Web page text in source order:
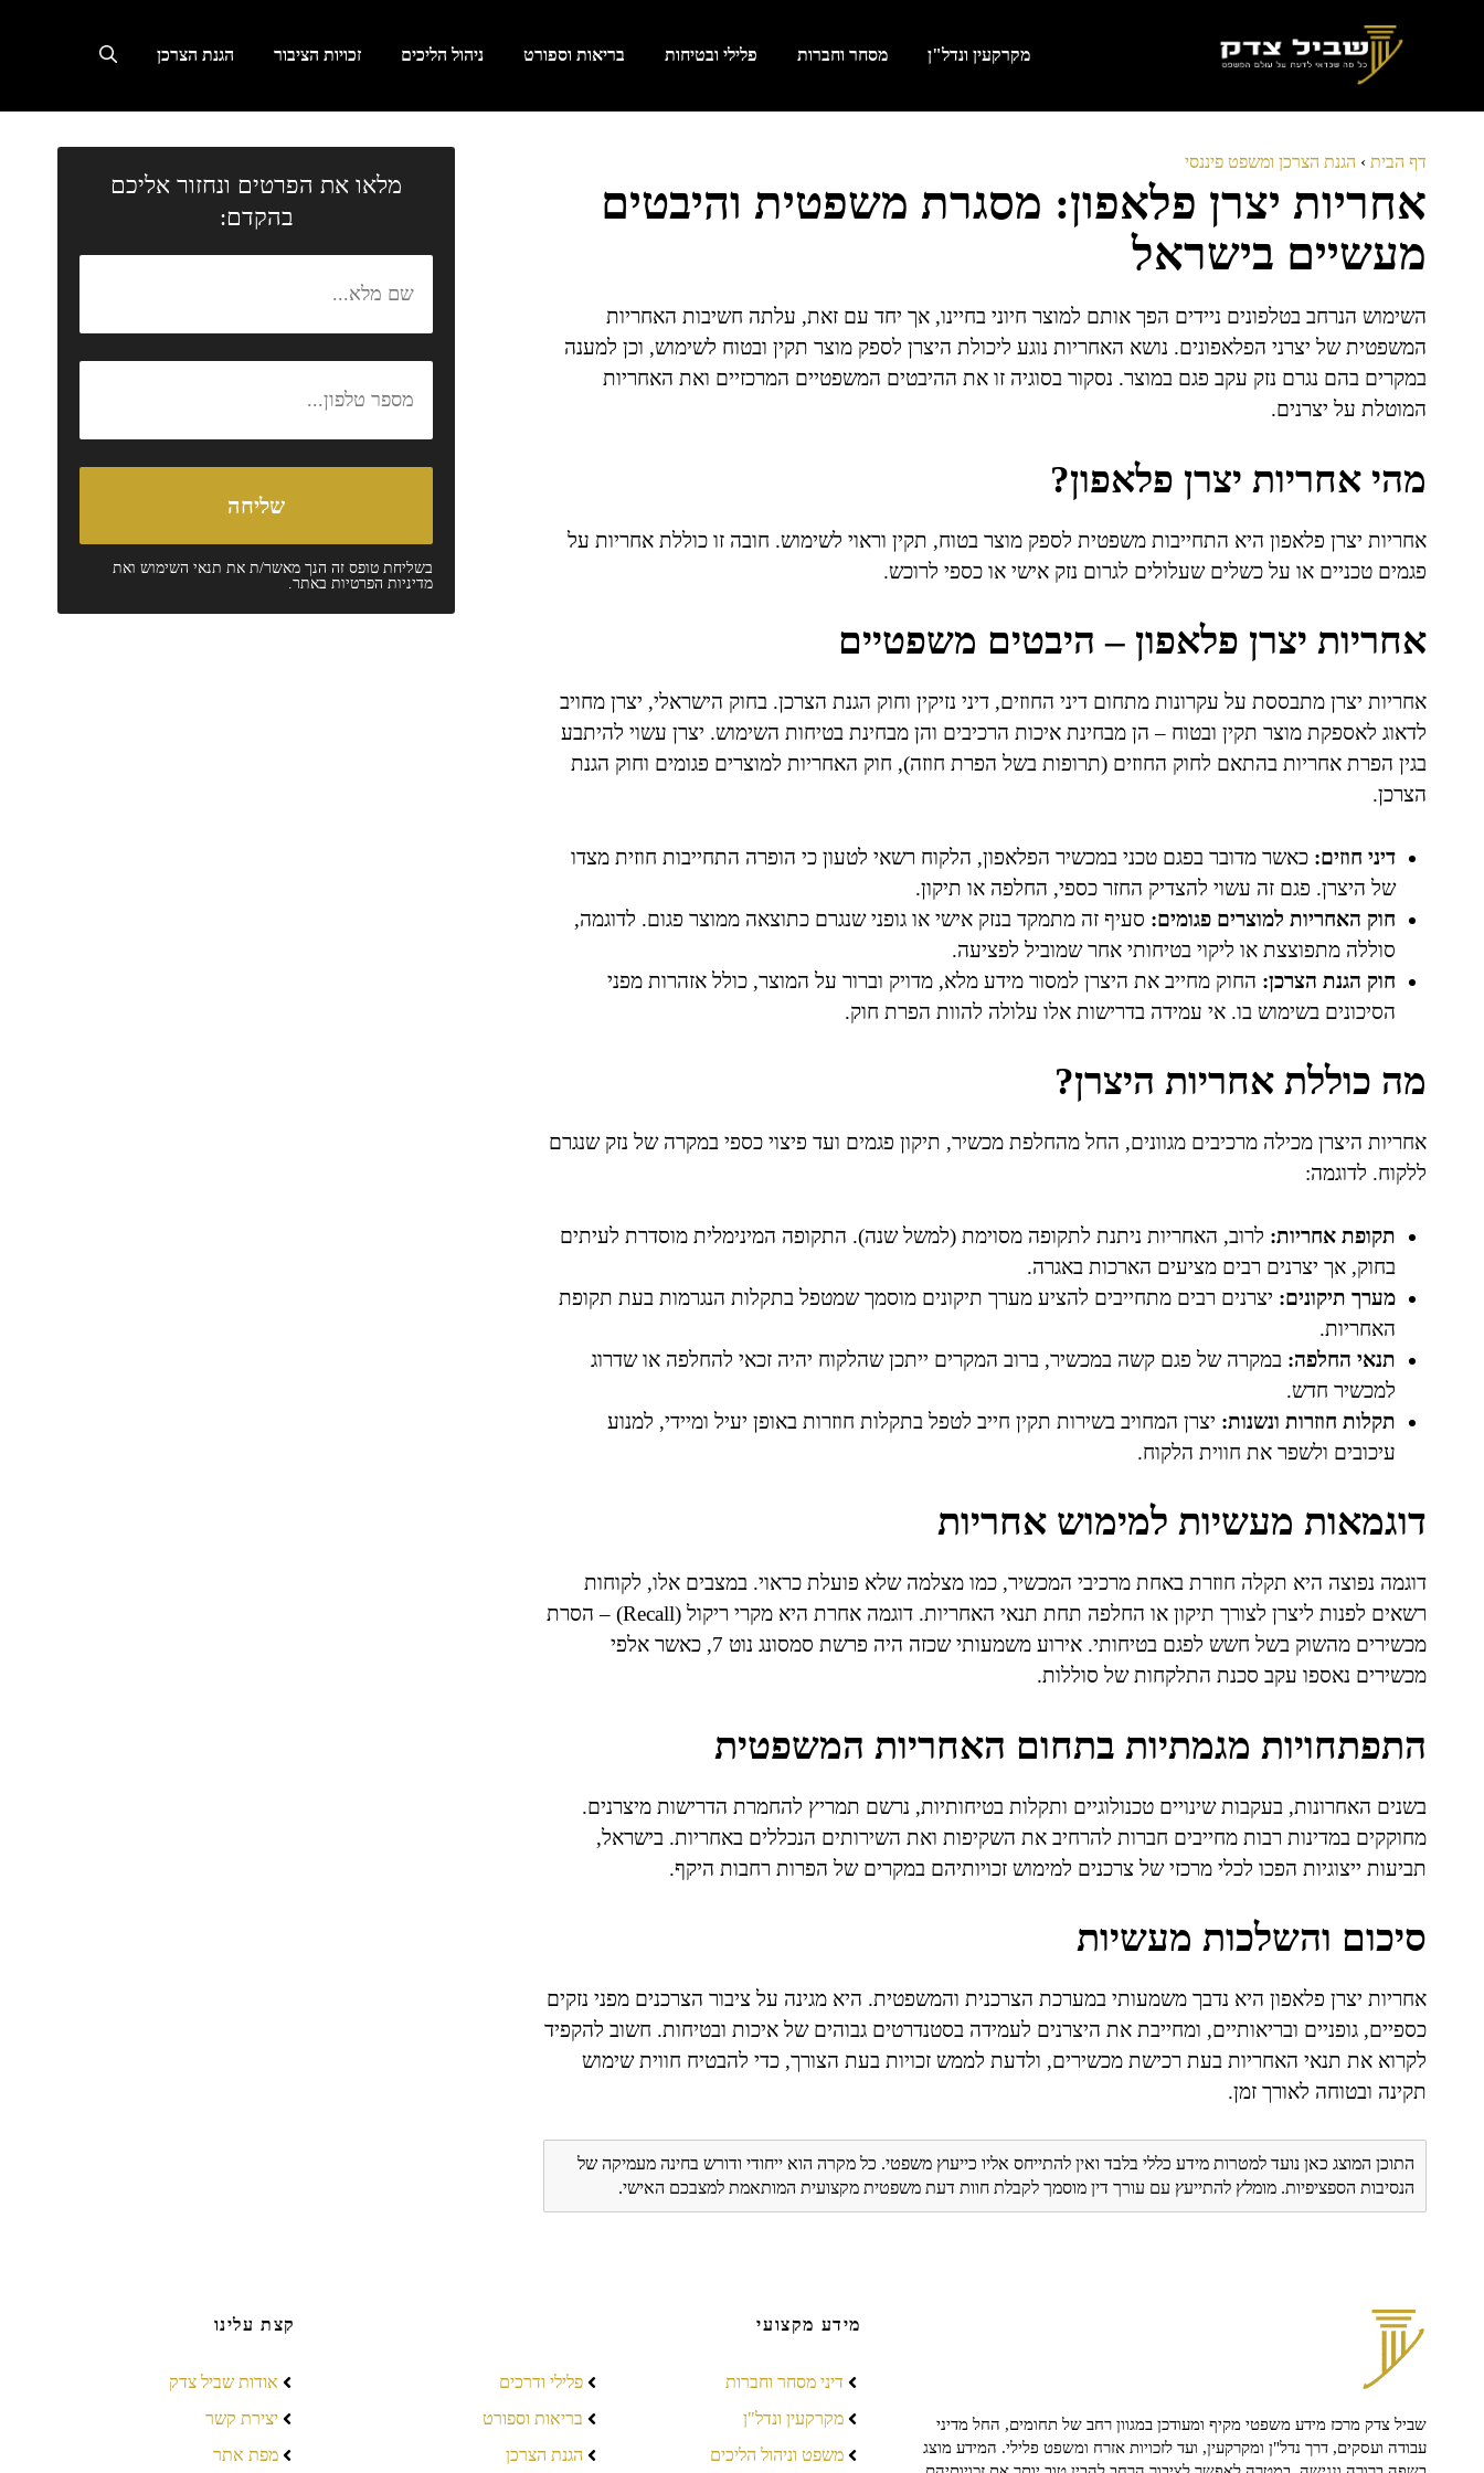
מקרקעין ונדל"ן מסחר וחברות פלילי ובטיחות בריאות וספורט ניהול הליכים זכויות הציבור הגנת הצרכן
דף הבית › הגנת הצרכן ומשפט פיננסי
אחריות יצרן פלאפון: מסגרת משפטית והיבטים
מעשיים בישראל
השימוש הנרחב בטלפונים ניידים הפך אותם למוצר חיוני בחיינו, אך יחד עם זאת, עלתה חשיבות האחריות
המשפטית של יצרני הפלאפונים. נושא האחריות נוגע ליכולת היצרן לספק מוצר תקין ובטוח לשימוש, וכן למענה
במקרים בהם נגרם נזק עקב פגם במוצר. נסקור בסוגיה זו את ההיבטים המשפטיים המרכזיים ואת האחריות
המוטלת על יצרנים.
מהי אחריות יצרן פלאפון?
אחריות יצרן פלאפון היא התחייבות משפטית לספק מוצר בטוח, תקין וראוי לשימוש. חובה זו כוללת אחריות על
פגמים טכניים או על כשלים שעלולים לגרום נזק אישי או כספי לרוכש.
אחריות יצרן פלאפון – היבטים משפטיים
אחריות יצרן מתבססת על עקרונות מתחום דיני החוזים, דיני נזיקין וחוק הגנת הצרכן. בחוק הישראלי, יצרן מחויב
לדאוג לאספקת מוצר תקין ובטוח – הן מבחינת איכות הרכיבים והן מבחינת בטיחות השימוש. יצרן עשוי להיתבע
בגין הפרת אחריות בהתאם לחוק החוזים (תרופות בשל הפרת חוזה), חוק האחריות למוצרים פגומים וחוק הגנת
הצרכן.
דיני חוזים: כאשר מדובר בפגם טכני במכשיר הפלאפון, הלקוח רשאי לטעון כי הופרה התחייבות חוזית מצדו
של היצרן. פגם זה עשוי להצדיק החזר כספי, החלפה או תיקון.
חוק האחריות למוצרים פגומים: סעיף זה מתמקד בנזק אישי או גופני שנגרם כתוצאה ממוצר פגום. לדוגמה,
סוללה מתפוצצת או ליקוי בטיחותי אחר שמוביל לפציעה.
חוק הגנת הצרכן: החוק מחייב את היצרן למסור מידע מלא, מדויק וברור על המוצר, כולל אזהרות מפני
הסיכונים בשימוש בו. אי עמידה בדרישות אלו עלולה להוות הפרת חוק.
מה כוללת אחריות היצרן?
אחריות היצרן מכילה מרכיבים מגוונים, החל מהחלפת מכשיר, תיקון פגמים ועד פיצוי כספי במקרה של נזק שנגרם
ללקוח. לדוגמה:
תקופת אחריות: לרוב, האחריות ניתנת לתקופה מסוימת (למשל שנה). התקופה המינימלית מוסדרת לעיתים
בחוק, אך יצרנים רבים מציעים הארכות באגרה.
מערך תיקונים: יצרנים רבים מתחייבים להציע מערך תיקונים מוסמך שמטפל בתקלות הנגרמות בעת תקופת
האחריות.
תנאי החלפה: במקרה של פגם קשה במכשיר, ברוב המקרים ייתכן שהלקוח יהיה זכאי להחלפה או שדרוג
למכשיר חדש.
תקלות חוזרות ונשנות: יצרן המחויב בשירות תקין חייב לטפל בתקלות חוזרות באופן יעיל ומיידי, למנוע
עיכובים ולשפר את חווית הלקוח.
דוגמאות מעשיות למימוש אחריות
דוגמה נפוצה היא תקלה חוזרת באחת מרכיבי המכשיר, כמו מצלמה שלא פועלת כראוי. במצבים אלו, לקוחות
רשאים לפנות ליצרן לצורך תיקון או החלפה תחת תנאי האחריות. דוגמה אחרת היא מקרי ריקול (Recall) – הסרת
מכשירים מהשוק בשל חשש לפגם בטיחותי. אירוע משמעותי שכזה היה פרשת סמסונג נוט 7, כאשר אלפי
מכשירים נאספו עקב סכנת התלקחות של סוללות.
התפתחויות מגמתיות בתחום האחריות המשפטית
בשנים האחרונות, בעקבות שינויים טכנולוגיים ותקלות בטיחותיות, נרשם תמריץ להחמרת הדרישות מיצרנים.
מחוקקים במדינות רבות מחייבים חברות להרחיב את השקיפות ואת השירותים הנכללים באחריות. בישראל,
תביעות ייצוגיות הפכו לכלי מרכזי של צרכנים למימוש זכויותיהם במקרים של הפרות רחבות היקף.
סיכום והשלכות מעשיות
אחריות יצרן פלאפון היא נדבך משמעותי במערכת הצרכנית והמשפטית. היא מגינה על ציבור הצרכנים מפני נזקים
כספיים, גופניים ובריאותיים, ומחייבת את היצרנים לעמידה בסטנדרטים גבוהים של איכות ובטיחות. חשוב להקפיד
לקרוא את תנאי האחריות בעת רכישת מכשירים, ולדעת לממש זכויות בעת הצורך, כדי להבטיח חווית שימוש
תקינה ובטוחה לאורך זמן.
התוכן המוצג כאן נועד למטרות מידע כללי בלבד ואין להתייחס אליו כייעוץ משפטי. כל מקרה הוא ייחודי ודורש בחינה מעמיקה של
הנסיבות הספציפיות. מומלץ להתייעץ עם עורך דין מוסמך לקבלת חוות דעת משפטית מקצועית המותאמת למצבכם האישי.
מלאו את הפרטים ונחזור אליכם
בהקדם:
בשליחת טופס זה הנך מאשר/ת את תנאי השימושואת
מדיניות הפרטיותבאתר.
שביל צדק מרכז מידע משפטי מקיף ומעודכן במגוון רחב של תחומים, החל מדיני
עבודה ועסקים, דרך נדל"ן ומקרקעין, ועד לזכויות אזרח ומשפט פלילי. המידע מוצג
מידע מקצועי
דיני מסחר וחברות
מקרקעין ונדל"ן
משפט וניהול הליכים
פלילי ודרכים
בריאות וספורט
הגנת הצרכן
קצת עלינו
אודות שביל צדק
יצירת קשר
מפת אתר